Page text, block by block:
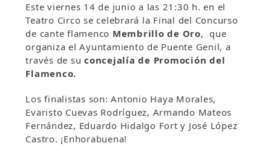
Este viernes 14 de junio a las 21:30 h. en el
Teatro Circo se celebrará la Final del Concurso
de cante flamenco Membrillo de Oro, que
organiza el Ayuntamiento de Puente Genil, a
través de suconcejalía de Promoción del
Flamenco.
Los finalistas son: Antonio Haya Morales,
Evaristo Cuevas Rodríguez, Armando Mateos
Fernández, Eduardo Hidalgo Fort y José López
Castro. ¡Enhorabuena!